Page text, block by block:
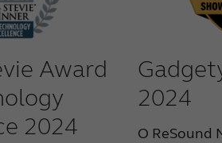
Award
2024
2024
O ReSound